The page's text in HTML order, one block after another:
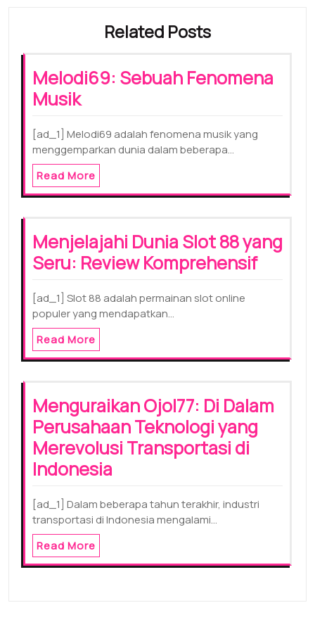
Related Posts
Melodi69: Sebuah Fenomena
Musik
[ad_1] Melodi69 adalah fenomena musik yang
menggemparkan dunia dalam beberapa…
Read More
Menjelajahi Dunia Slot 88 yang
Seru: Review Komprehensif
[ad_1] Slot 88 adalah permainan slot online
populer yang mendapatkan…
Read More
Menguraikan Ojol77: Di Dalam
Perusahaan Teknologi yang
Merevolusi Transportasi di
Indonesia
[ad_1] Dalam beberapa tahun terakhir, industri
transportasi di Indonesia mengalami…
Read More